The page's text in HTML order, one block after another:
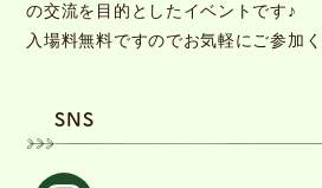
の交流を目的としたイベントです♪
入場料無料ですのでお気軽にご参加く
SNS